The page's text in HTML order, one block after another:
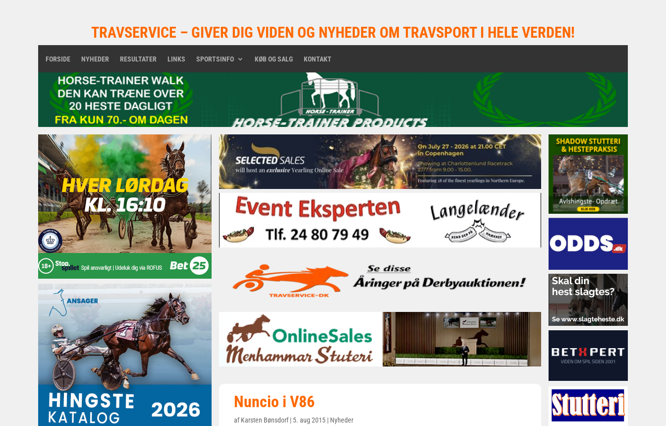
TRAVSERVICE – GIVER DIG VIDEN OG NYHEDER OM TRAVSPORT I HELE VERDEN!
FORSIDE NYHEDER RESULTATER LINKS SPORTSINFO KØB OG SALG KONTAKT
Nuncio i V86
afKarsten Bønsdorf| 5. aug 2015 | Nyheder